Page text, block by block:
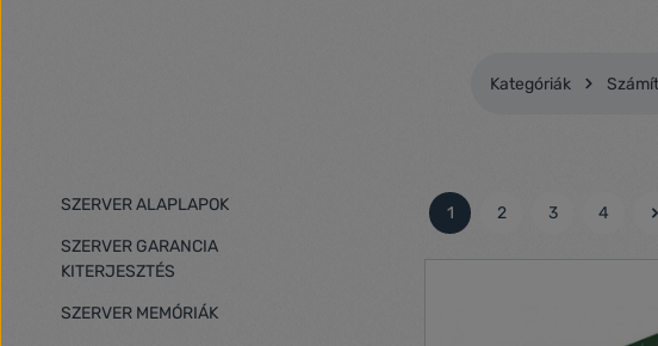
Kategóriák
SZERVER ALAPLAPOK
SZERVER GARANCIA
KITERJESZTÉS
SZERVER MEMÓRIÁK
Oldal
1
Oldal
2
Oldal
3
Oldal
4